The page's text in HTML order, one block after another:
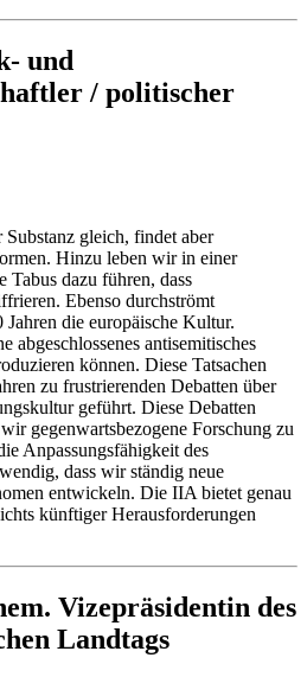
und
/ politischer
gleich, findet aber
Hinzu leben wir in einer
Tabus dazu führen, dass
Ebenso durchströmt
die europäische Kultur.
abgeschlossenes antisemitisches
können. Diese Tatsachen
zu frustrierenden Debatten über
geführt. Diese Debatten
gegenwartsbezogene Forschung zu
Anpassungsfähigkeit des
dass wir ständig neue
entwickeln. Die IIA bietet genau
künftiger Herausforderungen
Vizepräsidentin des
Landtags